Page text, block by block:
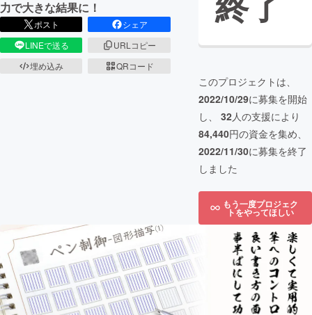
力で大きな結果に！
ポスト
シェア
LINEで送る
URLコピー
埋め込み
QRコード
このプロジェクトは、
2022/10/29に募集を開始
し、 32人の支援により
84,440円の資金を集め、
2022/11/30に募集を終了
しました
もう一度プロジェク
トをやってほしい